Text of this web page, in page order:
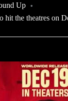
Up
hit the theatres on